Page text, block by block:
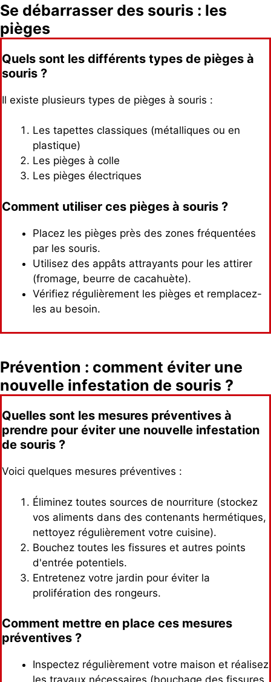
Se débarrasser des souris : les
pièges
Quels sont les différents types de pièges à
souris ?
Il existe plusieurs types de pièges à souris :
Les tapettes classiques (métalliques ou en
plastique)
Les pièges à colle
Les pièges électriques
Comment utiliser ces pièges à souris ?
Placez les pièges près des zones fréquentées
par les souris.
Utilisez des appâts attrayants pour les attirer
(fromage, beurre de cacahuète).
Vérifiez régulièrement les pièges et remplacez-
les au besoin.
Prévention : comment éviter une
nouvelle infestation de souris ?
Quelles sont les mesures préventives à
prendre pour éviter une nouvelle infestation
de souris ?
Voici quelques mesures préventives :
Éliminez toutes sources de nourriture (stockez
vos aliments dans des contenants hermétiques,
nettoyez régulièrement votre cuisine).
Bouchez toutes les fissures et autres points
d'entrée potentiels.
Entretenez votre jardin pour éviter la
prolifération des rongeurs.
Comment mettre en place ces mesures
préventives ?
Inspectez régulièrement votre maison et réalisez